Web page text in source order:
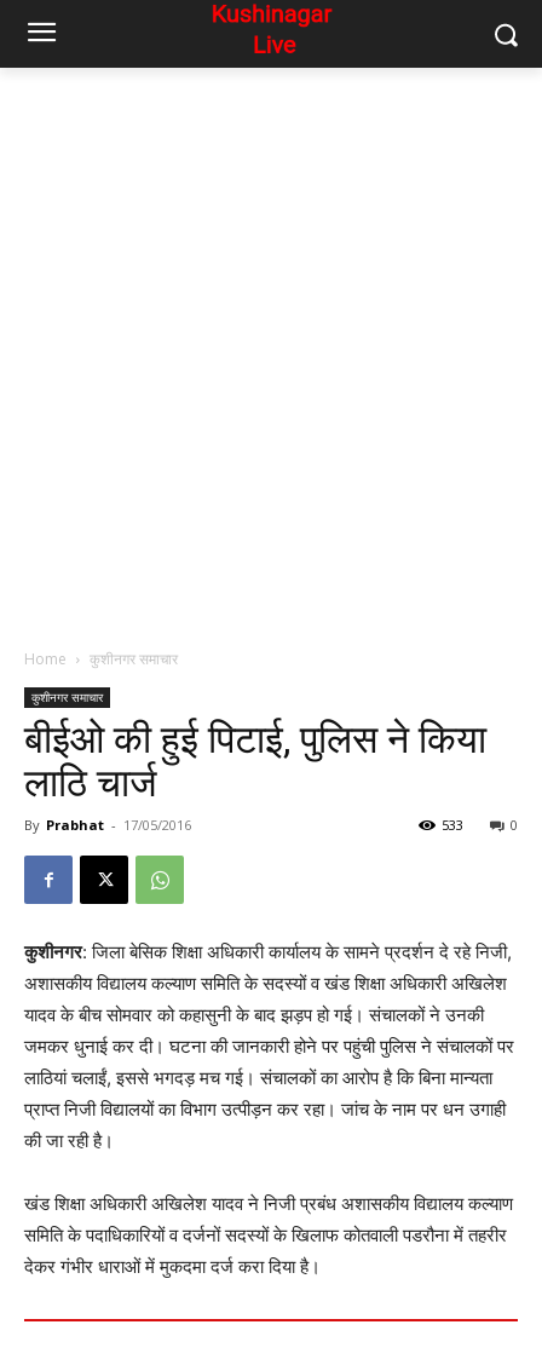
Home कुशीनगर समाचार
कुशीनगर समाचार
बीईओ की हुई पिटाई, पुलिस ने किया
लाठि चार्ज
By Prabhat - 17/05/2016 0
533
कुशीनगर: जिला बेसिक शिक्षा अधिकारी कार्यालय के सामने प्रदर्शन दे रहे निजी,
अशासकीय विद्यालय कल्याण समिति के सदस्यों व खंड शिक्षा अधिकारी अखिलेश
यादव के बीच सोमवार को कहासुनी के बाद झड़प हो गई। संचालकों ने उनकी
जमकर धुनाई कर दी। घटना की जानकारी होने पर पहुंची पुलिस ने संचालकों पर
लाठियां चलाईं, इससे भगदड़ मच गई। संचालकों का आरोप है कि बिना मान्यता
प्राप्त निजी विद्यालयों का विभाग उत्पीड़न कर रहा। जांच के नाम पर धन उगाही
की जा रही है।
खंड शिक्षा अधिकारी अखिलेश यादव ने निजी प्रबंध अशासकीय विद्यालय कल्याण
समिति के पदाधिकारियों व दर्जनों सदस्यों के खिलाफ कोतवाली पडरौना में तहरीर
देकर गंभीर धाराओं में मुकदमा दर्ज करा दिया है।